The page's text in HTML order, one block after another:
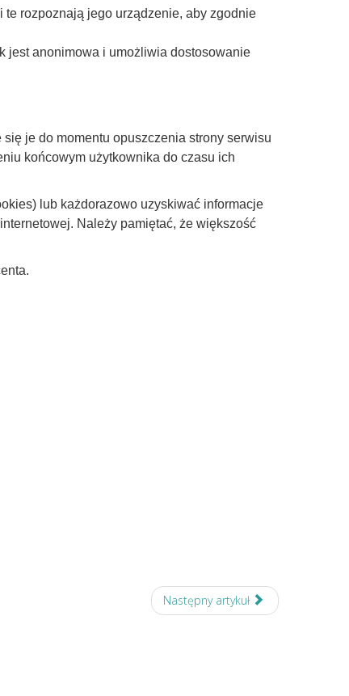
rozpoznają jego urządzenie, aby zgodnie
jest anonimowa i umożliwia dostosowanie
je do momentu opuszczenia strony serwisu
końcowym użytkownika do czasu ich
lub każdorazowo uzyskiwać informacje
Należy pamiętać, że większość
Następny artykuł